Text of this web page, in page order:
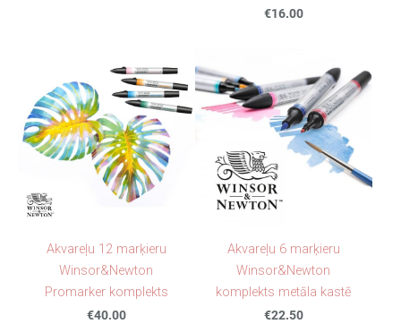
€16.00
Akvareļu 12 marķieru
Winsor&Newton
Promarker komplekts
€40.00
Akvareļu 6 marķieru
Winsor&Newton
komplekts metāla kastē
€22.50